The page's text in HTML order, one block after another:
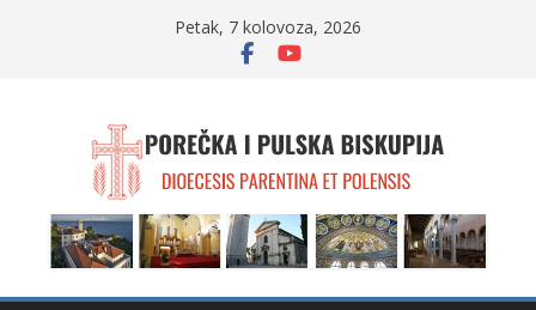
Petak, 7 kolovoza, 2026